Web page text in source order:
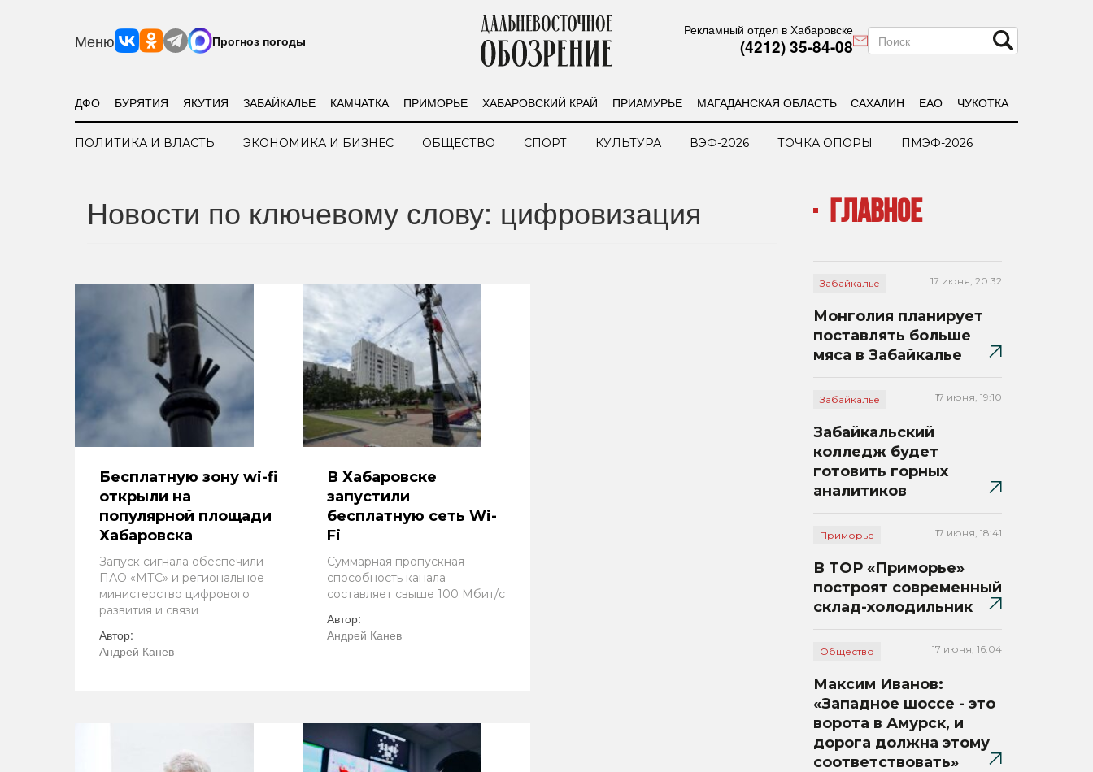
Меню Прогноз погоды
Рекламный отдел в Хабаровске
(4212) 35-84-08
ДФО БУРЯТИЯ ЯКУТИЯ ЗАБАЙКАЛЬЕ КАМЧАТКА ПРИМОРЬЕ ХАБАРОВСКИЙ КРАЙ ПРИАМУРЬЕ МАГАДАНСКАЯ ОБЛАСТЬ САХАЛИН ЕАО ЧУКОТКА
ПОЛИТИКА И ВЛАСТЬ ЭКОНОМИКА И БИЗНЕС ОБЩЕСТВО СПОРТ КУЛЬТУРА ВЭФ-2026 ТОЧКА ОПОРЫ ПМЭФ-2026
Новости по ключевому слову: цифровизация
Бесплатную зону wi-fi
открыли на
популярной площади
Хабаровска
Запуск сигнала обеспечили
ПАО «МТС» и региональное
министерство цифрового
развития и связи
Автор:
Андрей Канев
В Хабаровске
запустили
бесплатную сеть Wi-
Fi
Суммарная пропускная
способность канала
составляет свыше 100 Мбит/с
Автор:
Андрей Канев
ГЛАВНОЕ
Забайкалье 17 июня, 20:32
Монголия планирует
поставлять больше
мяса в Забайкалье
Забайкалье 17 июня, 19:10
Забайкальский
колледж будет
готовить горных
аналитиков
Приморье 17 июня, 18:41
В ТОР «Приморье»
построят современный
склад-холодильник
Общество 17 июня, 16:04
Максим Иванов:
«Западное шоссе - это
ворота в Амурск, и
дорога должна этому
соответствовать»